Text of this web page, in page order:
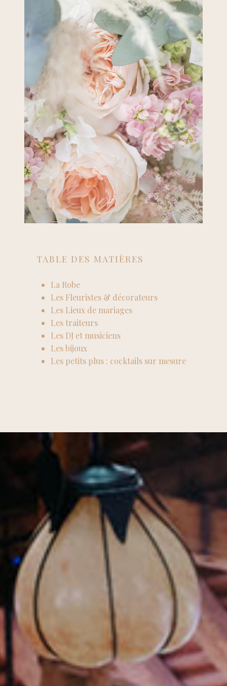
TABLE DES MATIÈRES
La Robe
Les Fleuristes & décorateurs
Les Lieux de mariages
Les traiteurs
Les DJ et musiciens
Les bijoux
Les petits plus : cocktails sur mesure